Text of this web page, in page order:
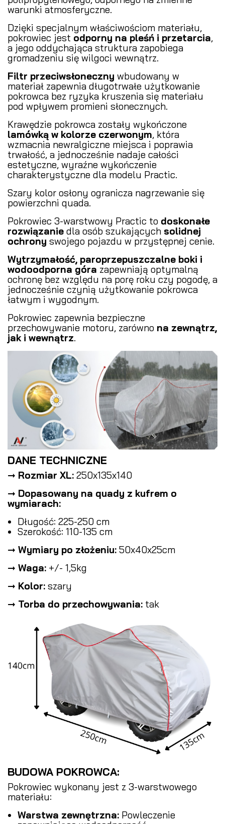
warunki atmosferyczne.
Dzięki specjalnym właściwościom materiału,
pokrowiec jest odporny na pleśń i przetarcia,
a jego oddychająca struktura zapobiega
gromadzeniu się wilgoci wewnątrz.
Filtr przeciwsłoneczny wbudowany w
materiał zapewnia długotrwałe użytkowanie
pokrowca bez ryzyka kruszenia się materiału
pod wpływem promieni słonecznych.
Krawędzie pokrowca zostały wykończone
lamówką w kolorze czerwonym, która
wzmacnia newralgiczne miejsca i poprawia
trwałość, a jednocześnie nadaje całości
estetyczne, wyraźne wykończenie
charakterystyczne dla modelu Practic.
Szary kolor osłony ogranicza nagrzewanie się
powierzchni quada.
Pokrowiec 3-warstwowy Practic to doskonałe
rozwiązanie dla osób szukających solidnej
ochrony swojego pojazdu w przystępnej cenie.
Wytrzymałość, paroprzepuszczalne boki i
wodoodporna góra zapewniają optymalną
ochronę bez względu na porę roku czy pogodę, a
jednocześnie czynią użytkowanie pokrowca
łatwym i wygodnym.
Pokrowiec zapewnia bezpieczne
przechowywanie motoru, zarówno na zewnątrz,
jak i wewnątrz.
DANE TECHNICZNE
➞ Rozmiar XL: 250x135x140
➞ Dopasowany na quady z kufrem o
wymiarach:
Długość: 225-250 cm
Szerokość: 110-135 cm
➞ Wymiary po złożeniu: 50x40x25cm
➞ Waga: +/- 1,5kg
➞ Kolor: szary
➞ Torba do przechowywania: tak
BUDOWA POKROWCA:
Pokrowiec wykonany jest z 3-warstwowego
materiału:
Warstwa zewnętrzna: Powleczenie